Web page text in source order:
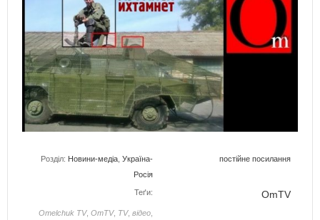
Розділ: Новини-медіа Україна-
Росія
постійне посилання
Теґи:
Omelchuk TV, OmTV, TV, відео
OmTV